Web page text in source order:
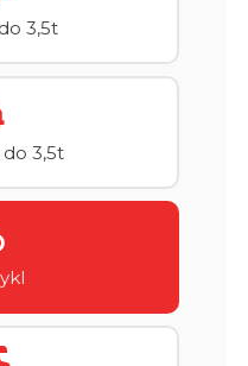
3,5t
3,5t